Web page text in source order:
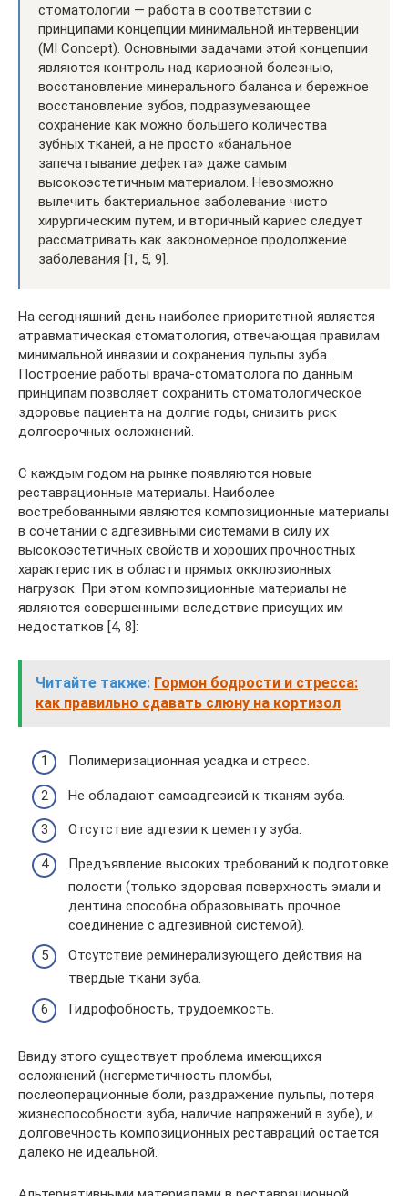
стоматологии­ — работа в соответствии с
принципами концепции минимальной интервенции
(MI Concept). Основными задачами этой концепции
являются контроль над кариозной болезнью,
восстановление минерального баланса и бережное
восстановление зубов, подразумевающее
сохранение как можно большего количества
зубных тканей, а не просто «банальное
запечатывание дефекта» даже самым
высокоэстетичным материалом. Невозможно
вылечить бактериальное заболевание чисто
хирургическим путем, и вторичный кариес следует
рассматривать как закономерное продолжение
заболевания [1, 5, 9].
На сегодняшний день наиболее приоритетной является
атравматическая стоматология, отвечающая правилам
минимальной инвазии и сохранения пульпы зуба.
Построение работы врача-стоматолога по данным
принципам позволяет сохранить стоматологическое
здоровье пациента на долгие годы, снизить риск
долгосрочных осложнений.
С каждым годом на рынке появляются новые
реставрационные материалы. Наиболее
востребованными являются композиционные материалы
в сочетании с адгезивными системами в силу их
высокоэстетичных свойств и хороших прочностных
характеристик в области прямых окклюзионных
нагрузок. При этом композиционные материалы не
являются совершенными вследствие присущих им
недостатков [4, 8]:
Читайте также: Гормон бодрости и стресса:
как правильно сдавать слюну на кортизол
Полимеризационная усадка и стресс.
Не обладают самоадгезией к тканям зуба.
Отсутствие адгезии к цементу зуба.
Предъявление высоких требований к подготовке
полости (только здоровая поверхность эмали и
дентина способна образовывать прочное
соединение с адгезивной системой).
Отсутствие реминерализующего действия на
твердые ткани зуба.
Гидрофобность, трудоемкость.
Ввиду этого существует проблема имеющихся
осложнений (негерметичность пломбы,
послеоперационные боли, раздражение пульпы, потеря
жизнеспособности зуба, наличие напряжений в зубе), и
долговечность композиционных реставраций остается
далеко не идеальной.